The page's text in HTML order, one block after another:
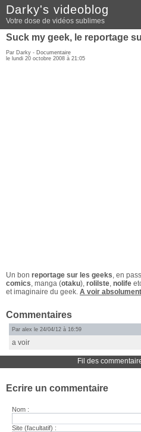
Darky's videoblog
Votre dose de vidéos sublimes
Suck my geek, le reportage
Par Darky - Documentaire
le lundi 20 octobre 2008 à 21:05
Un bon reportage sur les geeks, en
comics, manga (otaku), rolilste, nolife
et imaginaire du geek. A voir absolument
Commentaires
Par alex le 24/04/12 à 16:59
a voir
Fil des
Ecrire un commentaire
Nom :
Site (facultatif) :